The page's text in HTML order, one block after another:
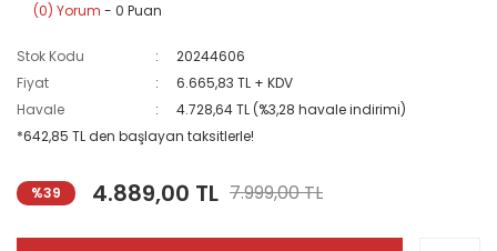
(0) Yorum - 0 Puan
Stok Kodu
20244606
Fiyat
6.665,83 TL + KDV
Havale
4.728,64 TL (%3,28 havale indirimi)
*642,85 TL den başlayan taksitlerle!
%39 4.889,00 TL 7.999,00 TL